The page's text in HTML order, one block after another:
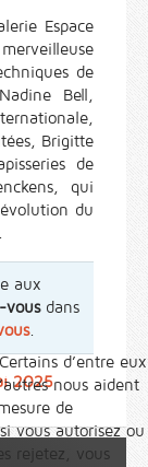
Espace
de
Bell,
Brigitte
de
qui
du
aux
vousdans
.
2025
d’entre eux
nous aident
de
vous autorisez ou
rejetez, vous